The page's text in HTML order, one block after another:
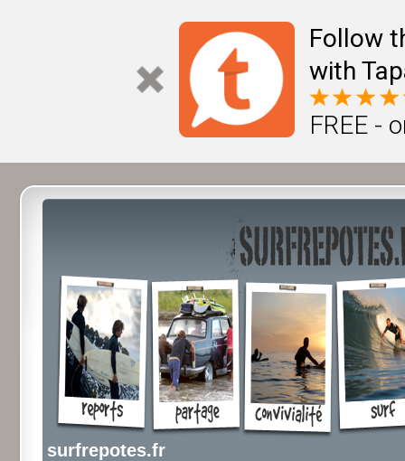
Follow
with
FREE -
surfrepotes.fr